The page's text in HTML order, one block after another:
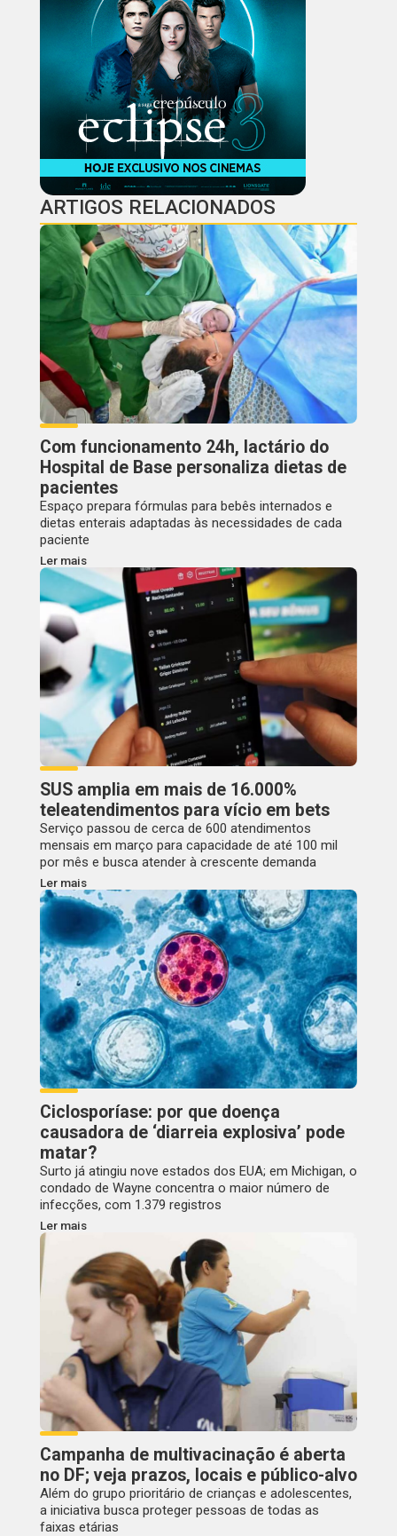
ARTIGOS RELACIONADOS
Com funcionamento 24h, lactário do
Hospital de Base personaliza dietas de
pacientes
Espaço prepara fórmulas para bebês internados e
dietas enterais adaptadas às necessidades de cada
paciente
Ler mais
SUS amplia em mais de 16.000%
teleatendimentos para vício em bets
Serviço passou de cerca de 600 atendimentos
mensais em março para capacidade de até 100 mil
por mês e busca atender à crescente demanda
Ler mais
Ciclosporíase: por que doença
causadora de ‘diarreia explosiva’ pode
matar?
Surto já atingiu nove estados dos EUA; em Michigan, o
condado de Wayne concentra o maior número de
infecções, com 1.379 registros
Ler mais
Campanha de multivacinação é aberta
no DF; veja prazos, locais e público-alvo
Além do grupo prioritário de crianças e adolescentes,
a iniciativa busca proteger pessoas de todas as
faixas etárias